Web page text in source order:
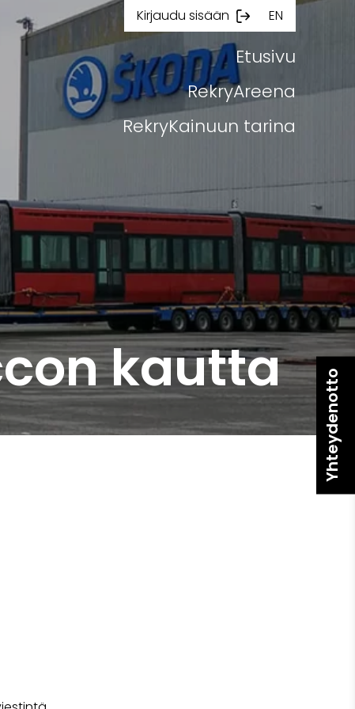
Kirjaudu sisään EN
Etusivu
RekryAreena
RekryKainuun tarina
kautta
Yhteydenotto